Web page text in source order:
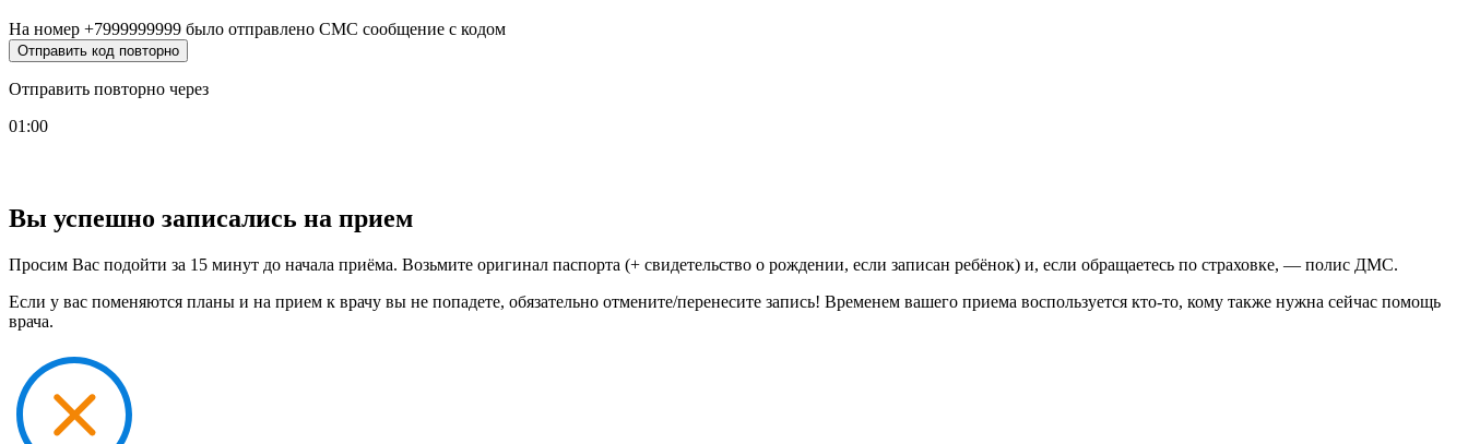
На номер +7999999999 было отправлено СМС сообщение с кодом
Отправить код повторно
Отправить повторно через
01:00
Вы успешно записались на прием
Просим Вас подойти за 15 минут до начала приёма. Возьмите оригинал паспорта (+ свидетельство о рождении, если записан ребёнок) и, если обращаетесь по страховке, — полис ДМС.
Если у вас поменяются планы и на прием к врачу вы не попадете, обязательно отмените/перенесите запись! Временем вашего приема воспользуется кто-то, кому также нужна сейчас помощь
врача.